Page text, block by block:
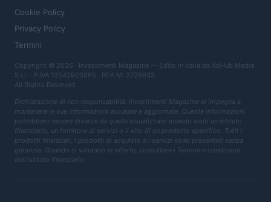
Cookie Policy
Privacy Policy
Termini
Copyright © 2026 · Investimenti Magazine — Edito in Italia da AdHub Media
S.r.l. · P.IVA 13542920965 · REA MI 2729933
All Rights Reserved
Dichiarazione di non responsabilità: Investimenti Magazine si impegna a
mantenere le sue informazioni accurate e aggiornate. Queste informazioni
potrebbero essere diverse da quelle visualizzate quando visiti un istituto
finanziario, un fornitore di servizi o il sito di un prodotto specifico. Tutti i
prodotti finanziari, i prodotti di acquisto e i servizi sono presentati senza
garanzia. Quando si valutano le offerte, consultare i Termini e condizioni
dell'istituto finanziario.